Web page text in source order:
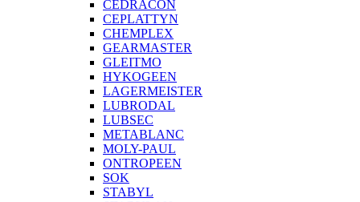
CEDRACON
CEPLATTYN
CHEMPLEX
GEARMASTER
GLEITMO
HYKOGEEN
LAGERMEISTER
LUBRODAL
LUBSEC
METABLANC
MOLY-PAUL
ONTROPEEN
SOK
STABYL